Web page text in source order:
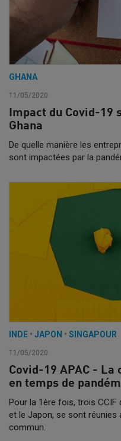
GHANA
11/05/2020
Impact du Covid-19
Ghana
De quelle manière les
sont impactées par la
INDE • JAPON • SINGAPOUR
11/05/2020
Covid-19 APAC -
en temps de
Pour la 1ère fois, trois CCIF
et le Japon, se sont réunies
commun.